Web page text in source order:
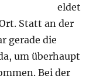
eldet
Statt an der
gerade die
um überhaupt
Bei der